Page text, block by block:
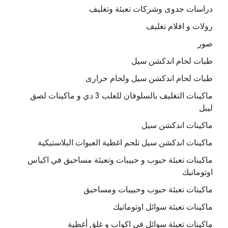
دراسات جدوى وشركات تعبئة وتغليف
رولات و افلام تغليف
صور
طبات لحام اندكشن سيل
طبات لحام اندكشن سيل ولحام حرارى
ماكينات التغليف بالسلوفان للعلب 3 دي و ماكينات لصق
ليبل
ماكينات اندكشن سيل
ماكينات اندكشن سيل تلحم اغطية العبوات البلاستيكية
ماكينات تعبئة حبوب و حبيبات وتعبئة مساحيق في اكياس
اوتوماتيك
ماكينات تعبئة حبوب وحبيبات ومساحيق
ماكينات تعبئة سوائل اوتوماتيك
ماكينات تعبئة سوائل فى اكواب و غلق أغطية